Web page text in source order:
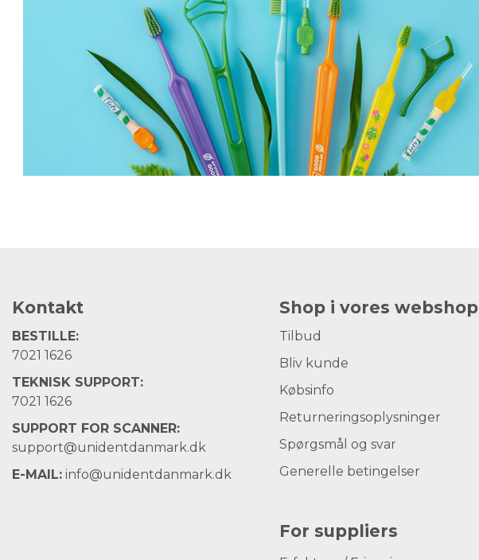
Kontakt
BESTILLE:
7021 1626
TEKNISK SUPPORT:
7021 1626
SUPPORT FOR SCANNER:
support@unidentdanmark.dk
E-MAIL: info@unidentdanmark.dk
Shop i vores webshop
Tilbud
Bliv kunde
Købsinfo
Returneringsoplysninger
Spørgsmål og svar
Generelle betingelser
For suppliers